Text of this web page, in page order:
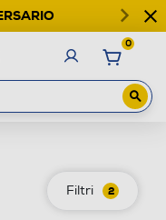
0
Filtri 2